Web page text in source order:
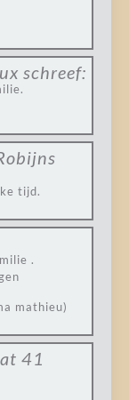
schreef:
tijd.
.
mathieu)
41